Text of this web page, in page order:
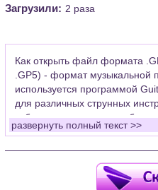
Загрузили: 2 раза
Как открыть файл формата
.GP5) - формат музыкальной
используется программой
для различных струнных
табулатуры для гитары, бас-
применяется для создания
Для открытия нот этого
установить у себя на
развернуть полный текст >>